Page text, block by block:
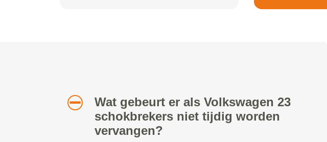
Wat gebeurt er als Volkswagen 23
schokbrekers niet tijdig worden
vervangen?